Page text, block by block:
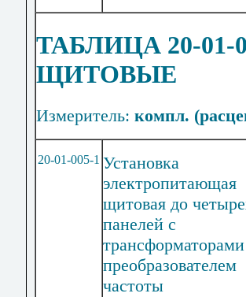
ТАБЛИЦА 20-
ЩИТОВЫЕ
Измеритель: компл.
20-01-005-1 Установка
электропитающая
щитовая до
панелей с
преобразователем
частоты